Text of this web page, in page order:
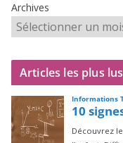
Archives
Articles les plus lus